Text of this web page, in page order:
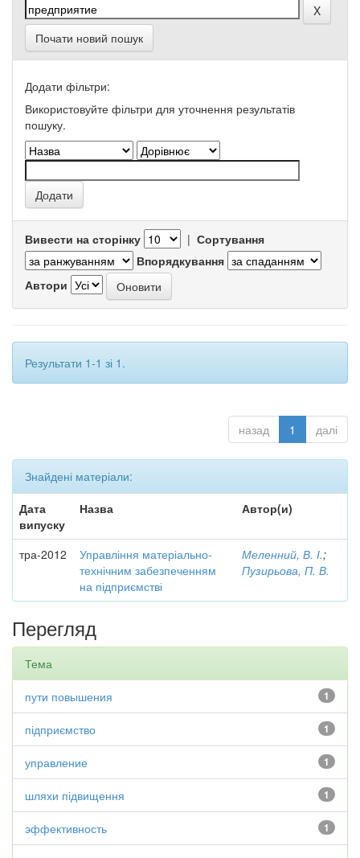
Почати новий пошук
Додати фільтри:
Використовуйте фільтри для уточнення результатів
пошуку.
Вивести на сторінку | Сортування
Впорядкування
Автори
Результати 1-1 зі 1.
назад 1 далі
Знайдені матеріали:
Дата
випуску
Назва Автор(и)
тра-2012
Управління матеріально-
технічним забезпеченням
на підприємстві
Меленний, В. І.;
Пузирьова, П. В.
Перегляд
Тема
1
пути повышения
1
підприємство
1
управление
1
шляхи підвищення
1
эффективность